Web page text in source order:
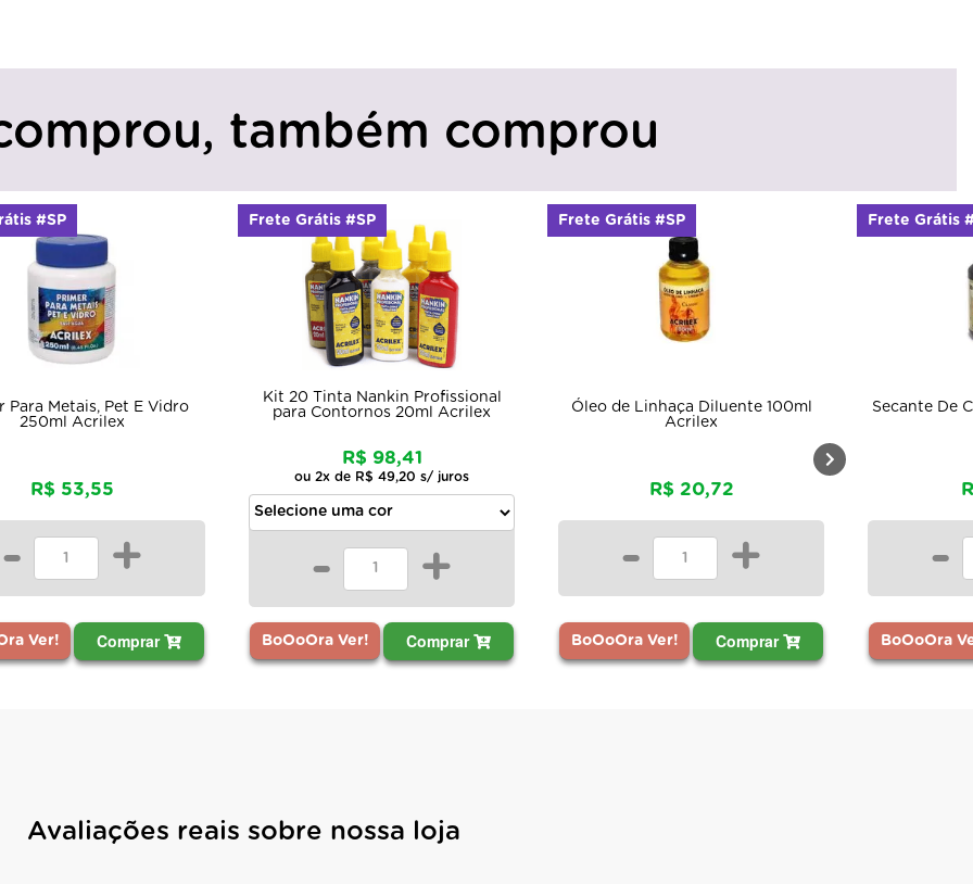
também comprou
20 Tinta Nankin Profissional
Contornos 20ml Acrilex
- +
Ver! Comprar
Grátis #SP
Óleo de Linhaça Diluente 100ml
R$ 20,72
- +
BoOoOra Ver! Comprar
Frete Grátis #SP
Secante De Cobalto Acrilex 100ml
Acrilex
R$ 12,60
- +
BoOoOra Ver! Comprar
Frete Grátis #SP
Avaliações reais sobre nossa loja